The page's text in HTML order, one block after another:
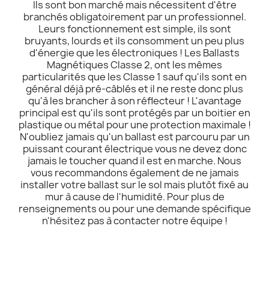
Ils sont bon marché mais nécessitent d'être
branchés obligatoirement par un professionnel.
Leurs fonctionnement est simple, ils sont
bruyants, lourds et ils consomment un peu plus
d'énergie que les électroniques ! Les Ballasts
Magnétiques Classe 2, ont les mêmes
particularités que les Classe 1 sauf qu'ils sont en
général déjà pré-câblés et il ne reste donc plus
qu'à les brancher à son réflecteur ! L'avantage
principal est qu'ils sont protégés par un boitier en
plastique ou métal pour une protection maximale !
N'oubliez jamais qu'un ballast est parcouru par un
puissant courant électrique vous ne devez donc
jamais le toucher quand il est en marche. Nous
vous recommandons également de ne jamais
installer votre ballast sur le sol mais plutôt fixé au
mur à cause de l'humidité. Pour plus de
renseignements ou pour une demande spécifique
n'hésitez pas à contacter notre équipe !